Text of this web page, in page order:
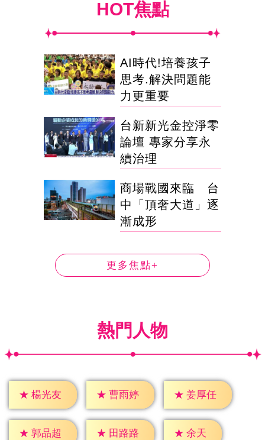
HOT焦點
AI時代!培養孩子
思考.解決問題能
力更重要
台新新光金控淨零
論壇 專家分享永
續治理
商場戰國來臨 台
中「頂奢大道」逐
漸成形
更多焦點+
熱門人物
★ 楊光友 ★ 曹雨婷 ★ 姜厚任
★ 郭品超 ★ 田路路 ★ 余天